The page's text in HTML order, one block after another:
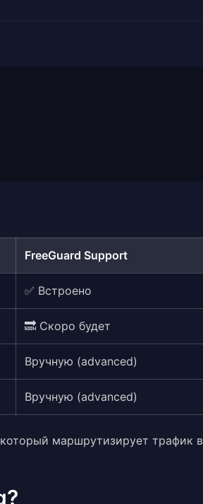
FreeGuard Support
✅ Встроено
🔜 Скоро будет
Вручную (advanced)
Вручную (advanced)
маршрутизирует трафик в